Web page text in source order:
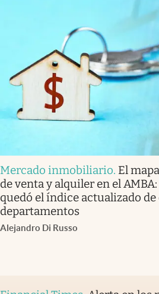
Mercado inmobiliario. El
de venta y alquiler en el
quedó el índice actualizado de
departamentos
Alejandro Di Russo